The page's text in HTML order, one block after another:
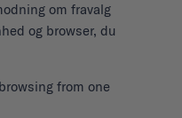
om fravalg
og browser, du
from one